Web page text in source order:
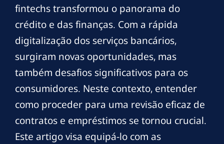
fintechs transformou o panorama do
crédito e das finanças. Com a rápida
digitalização dos serviços bancários,
surgiram novas oportunidades, mas
também desafios significativos para os
consumidores. Neste contexto, entender
como proceder para uma revisão eficaz de
contratos e empréstimos se tornou crucial.
Este artigo visa equipá-lo com as